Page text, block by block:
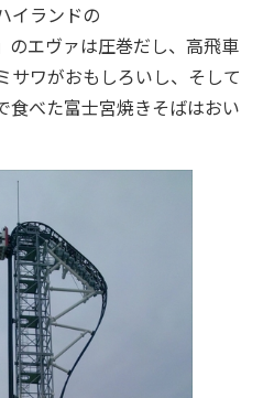
イランドの
のエヴァは圧巻だし、高飛車
サワがおもしろいし、そして
食べた富士宮焼きそばはおい